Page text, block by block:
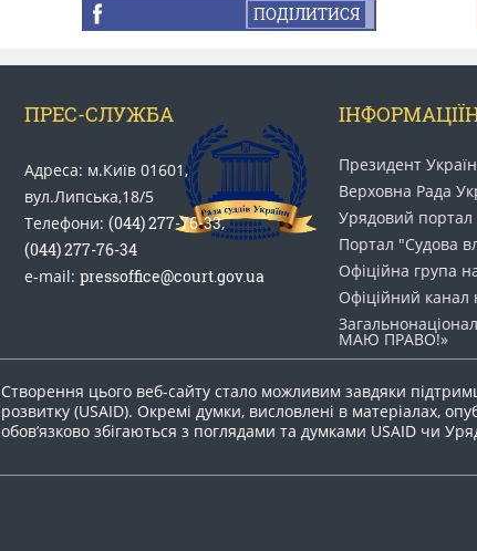
ПОДІЛИТИСЯ
ПРЕС-СЛУЖБА
Адреса: м.Київ 01601,
вул.Липська,18/5
Телефони: (044) 277-76-33,
(044) 277-76-34
e-mail: pressoffice@court.gov.ua
Президент
Верховна Рада
Урядовий портал
Портал "Судова
Офіційна група
Офіційний канал
МАЮ ПРАВО​!»
Створення цього веб-сайту стало можливим завдяки
розвитку (USAID). Окремі думки, висловлені в матеріалах,
обов’язково збігаються з поглядами та думками USAID чи